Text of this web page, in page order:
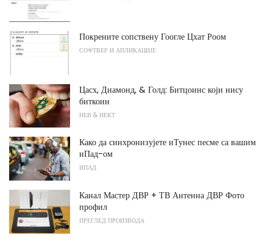
Покрените сопствену Гоогле Цхат Роом
СОФТВЕР И АПЛИКАЦИЈЕ
Цасх, Диамонд, & Голд: Битцоинс који нису
биткоин
НЕВ & НЕКТ
Како да синхронизујете иТунес песме са вашим
иПад-ом
ИПАД
Канал Мастер ДВР + ТВ Антенна ДВР Фото
профил
ПРЕГЛЕД ПРОИЗВОДА